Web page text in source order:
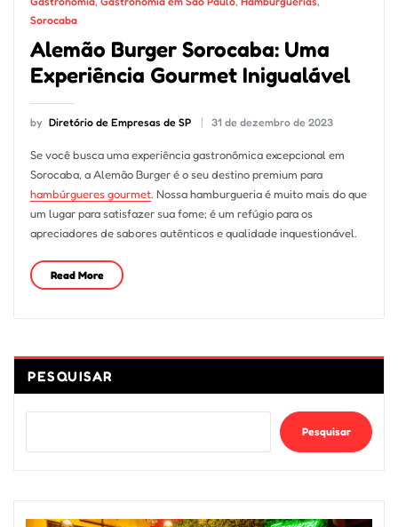
Sorocaba
Alemão Burger Sorocaba: Uma
Experiência Gourmet Inigualável
by Diretório de Empresas de SP 31 de dezembro de 2023
Se você busca uma experiência gastronômica excepcional em
Sorocaba, a Alemão Burger é o seu destino premium para
hambúrgueres gourmet. Nossa hamburgueria é muito mais do que
um lugar para satisfazer sua fome; é um refúgio para os
apreciadores de sabores autênticos e qualidade inquestionável.
Read More
PESQUISAR
Pesquisar